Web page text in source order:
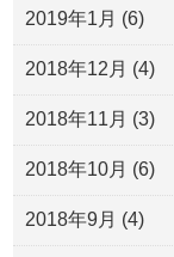
2019年1月 (6)
2018年12月 (4)
2018年11月 (3)
2018年10月 (6)
2018年9月 (4)